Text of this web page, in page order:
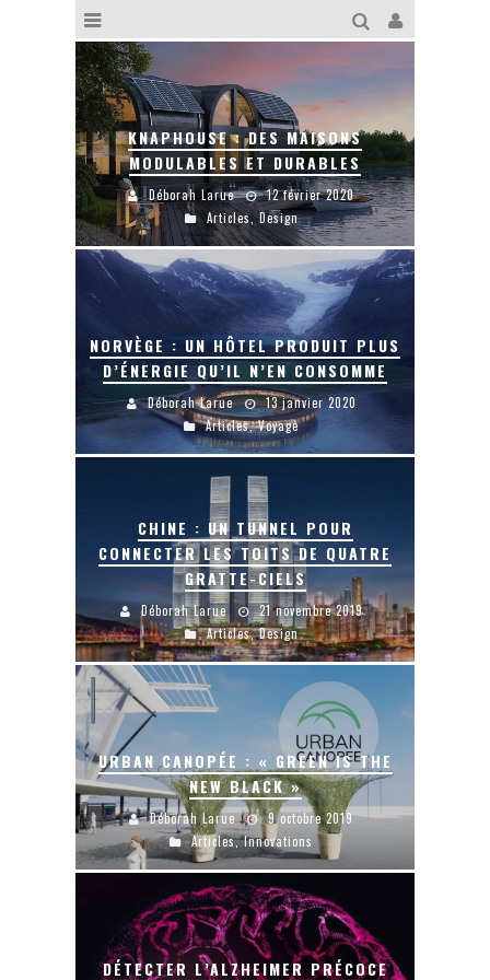
KNAPHOUSE : DES MAISONS
MODULABLES ET DURABLES
Déborah Larue
12 février 2020
Articles,Design
NORVÈGE : UN HÔTEL PRODUIT PLUS
D’ÉNERGIE QU’IL N’EN CONSOMME
Déborah Larue
13 janvier 2020
Articles,Voyage
CHINE : UN TUNNEL POUR
CONNECTER LES TOITS DE QUATRE
GRATTE-CIELS
Déborah Larue
21 novembre 2019
Articles,Design
URBAN CANOPÉE : « GREEN IS THE
NEW BLACK »
Déborah Larue
9 octobre 2019
Articles,Innovations
DÉTECTER L’ALZHEIMER PRÉCOCE